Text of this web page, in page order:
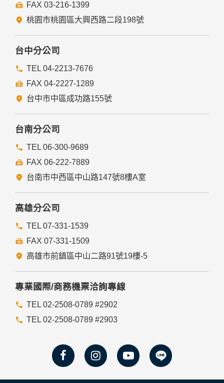
FAX 03-216-1399
桃園市桃園區大興西路二段198號
台中分公司
TEL 04-2213-7676
FAX 04-2227-1289
台中市中區成功路155號
台南分公司
TEL 06-300-9689
FAX 06-222-7889
台南市中西區中山路147號8樓A室
高雄分公司
TEL 07-331-1539
FAX 07-331-1509
高雄市前鎮區中山二路91號19樓-5
專業國際/商務機票洽詢專線
TEL 02-2508-0789 #2902
TEL 02-2508-0789 #2903